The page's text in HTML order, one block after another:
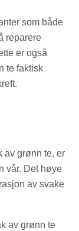
som både
reparere
er også
te faktisk
av grønn te, er
vår. Det høye
av svake
av grønn te